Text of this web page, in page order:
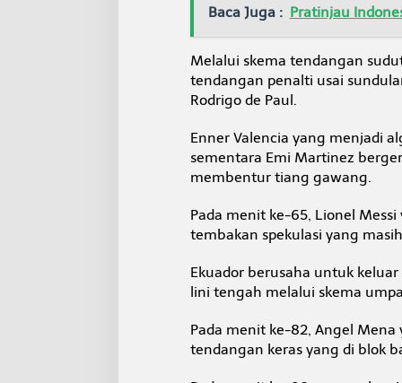
Baca Juga : Pratinjau
Melalui skema tendangan
tendangan penalti usai
Rodrigo de Paul.
Enner Valencia yang menjadi
sementara Emi Martinez
membentur tiang gawang.
Pada menit ke-65, Lionel
tembakan spekulasi yang
Ekuador berusaha untuk
lini tengah melalui skema
Pada menit ke-82, Angel
tendangan keras yang di blok